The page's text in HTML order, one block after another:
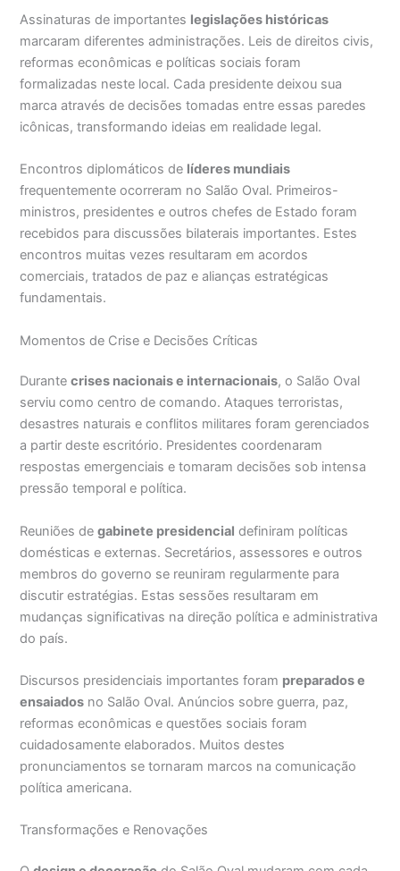
Assinaturas de importantes legislações históricas
marcaram diferentes administrações. Leis de direitos civis,
reformas econômicas e políticas sociais foram
formalizadas neste local. Cada presidente deixou sua
marca através de decisões tomadas entre essas paredes
icônicas, transformando ideias em realidade legal.
Encontros diplomáticos de líderes mundiais
frequentemente ocorreram no Salão Oval. Primeiros-
ministros, presidentes e outros chefes de Estado foram
recebidos para discussões bilaterais importantes. Estes
encontros muitas vezes resultaram em acordos
comerciais, tratados de paz e alianças estratégicas
fundamentais.
Momentos de Crise e Decisões Críticas
Durantecrises nacionais e internacionais, o Salão Oval
serviu como centro de comando. Ataques terroristas,
desastres naturais e conflitos militares foram gerenciados
a partir deste escritório. Presidentes coordenaram
respostas emergenciais e tomaram decisões sob intensa
pressão temporal e política.
Reuniões degabinete presidencial definiram políticas
domésticas e externas. Secretários, assessores e outros
membros do governo se reuniram regularmente para
discutir estratégias. Estas sessões resultaram em
mudanças significativas na direção política e administrativa
do país.
Discursos presidenciais importantes foram preparados e
ensaiados no Salão Oval. Anúncios sobre guerra, paz,
reformas econômicas e questões sociais foram
cuidadosamente elaborados. Muitos destes
pronunciamentos se tornaram marcos na comunicação
política americana.
Transformações e Renovações